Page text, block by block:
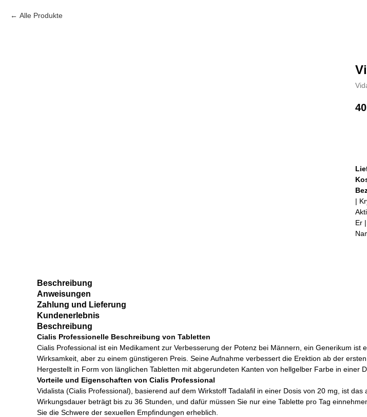
Alle Produkte
|
Er
Beschreibung
Anweisungen
Zahlung und Lieferung
Kundenerlebnis
Beschreibung
Cialis Professionelle Beschreibung von Tabletten
Cialis Professional ist ein Medikament zur Verbesserung der Potenz bei Männern, ein Generikum
Wirksamkeit, aber zu einem günstigeren Preis. Seine Aufnahme verbessert die Erektion ab der
Hergestellt in Form von länglichen Tabletten mit abgerundeten Kanten von hellgelber Farbe in einer
Vorteile und Eigenschaften von Cialis Professional
Vidalista (Cialis Professional), basierend auf dem Wirkstoff Tadalafil in einer Dosis von 20 mg, ist
Wirkungsdauer beträgt bis zu 36 Stunden, und dafür müssen Sie nur eine Tablette pro Tag
Sie die Schwere der sexuellen Empfindungen erheblich.